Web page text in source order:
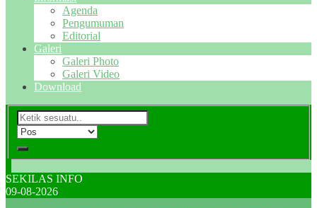
Agenda
Pengumuman
Editorial
Galeri
Galeri Photo
Galeri Video
Download
SEKILAS INFO
09-08-2026